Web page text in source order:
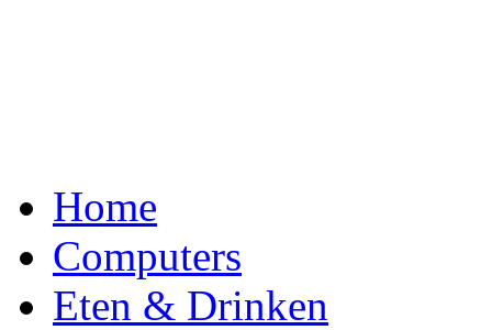
Home
Computers
Eten & Drinken